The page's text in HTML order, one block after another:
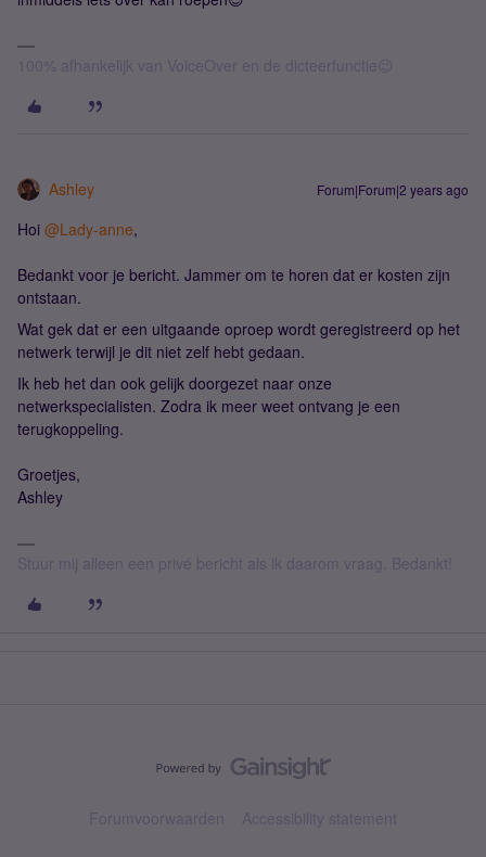
100% afhankelijk van VoiceOver en de dicteerfunctie😉
Ashley Forum|Forum|2 years ago
Hoi @Lady-anne,
Bedankt voor je bericht. Jammer om te horen dat er kosten zijn
ontstaan.
Wat gek dat er een uitgaande oproep wordt geregistreerd op het
netwerk terwijl je dit niet zelf hebt gedaan.
Ik heb het dan ook gelijk doorgezet naar onze
netwerkspecialisten. Zodra ik meer weet ontvang je een
terugkoppeling.
Groetjes,
Ashley
Stuur mij alleen een privé bericht als ik daarom vraag. Bedankt!
Forumvoorwaarden Accessibility statement